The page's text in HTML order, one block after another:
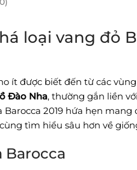
loại vang đỏ
ít được biết đến từ các
Đào Nha, thường gắn liền
Barocca 2019 hứa hẹn
tìm hiểu sâu hơn về
Barocca